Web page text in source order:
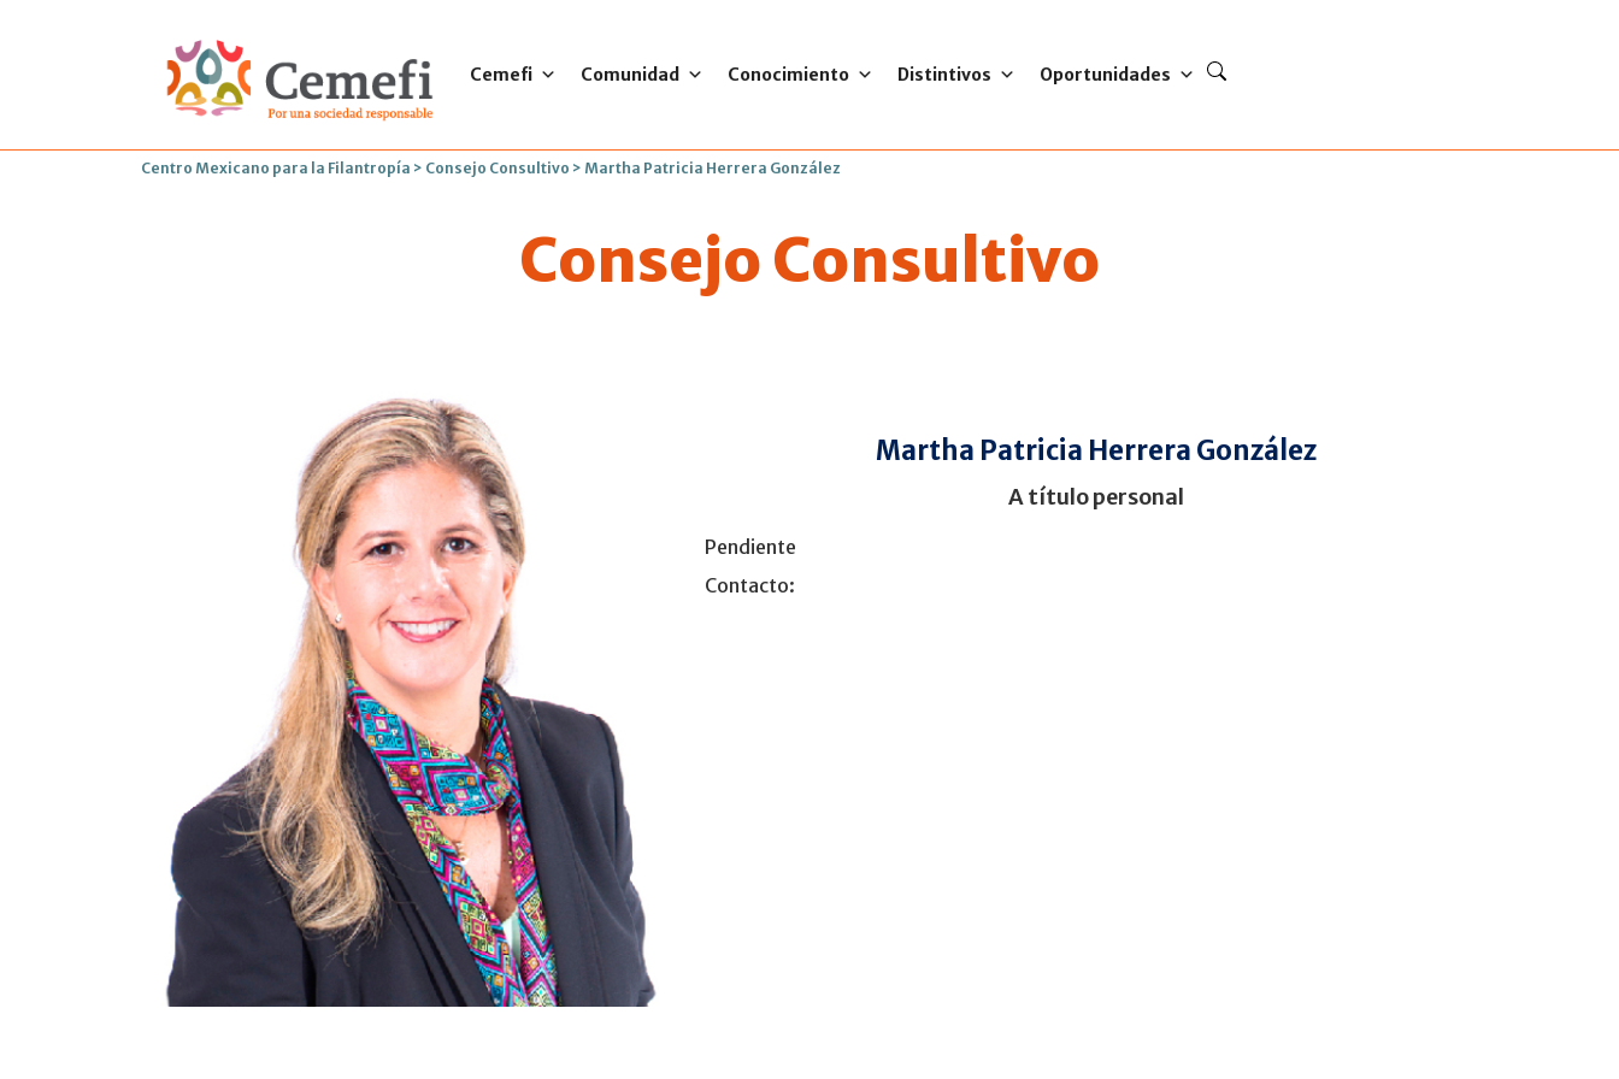
Cemefi Comunidad Conocimiento Distintivos Oportunidades
Centro Mexicano para la Filantropía > Consejo Consultivo > Martha Patricia Herrera González
Consejo Consultivo
Martha Patricia Herrera González
A título personal
Pendiente
Contacto: